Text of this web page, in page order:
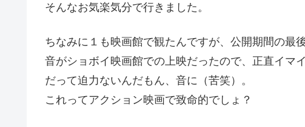
そんなお気楽気分で行きました。
ちなみに１も映画館で観たんですが、公開期間の最後
音がショボイ映画館での上映だったので、正直イマイ
だって迫力ないんだもん、音に（苦笑）。
これってアクション映画で致命的でしょ？